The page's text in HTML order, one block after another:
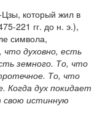
Цзы, который жил в
221 гг. до н. э.),
символа,
что духовно, есть
земного. То, что
То, что
Когда дух покидает
свою истинную